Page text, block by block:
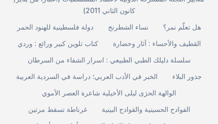
كانون الثاني 2011)
دولة فلسطينية للهنود الحمر
نساء الشطرنج
هل تعلّم نمر؟
كتاب تلوين كبير ورائع : وردي
القطيف والأحساء : آثار وحضارة
سلسلة دليلك الطبي الطبيعي : اسرار الشفاء من السرطان
الخبر في الأدب العربي؛ دراسة في السردية العربية
جذور البلاء
الوالهة الحرَى ليلى الأخيلية شاعرة العصر الأموي
غرناطة تسقط مرتين
الفوادح الحسينية والقوادح البينية